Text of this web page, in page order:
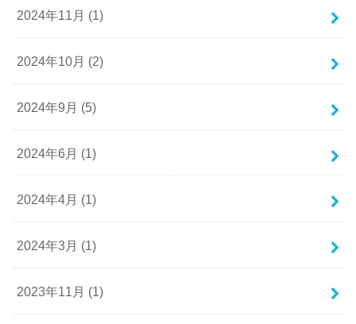
2024年11月 (1)
2024年10月 (2)
2024年9月 (5)
2024年6月 (1)
2024年4月 (1)
2024年3月 (1)
2023年11月 (1)